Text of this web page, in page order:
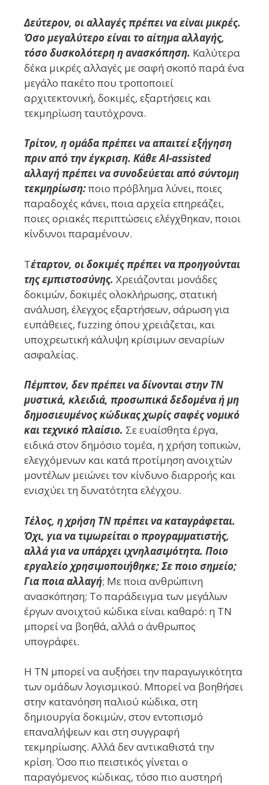
Δεύτερον, οι αλλαγές πρέπει να είναι μικρές.
Όσο μεγαλύτερο είναι το αίτημα αλλαγής,
τόσο δυσκολότερη η ανασκόπηση. Καλύτερα
δέκα μικρές αλλαγές με σαφή σκοπό παρά ένα
μεγάλο πακέτο που τροποποιεί
αρχιτεκτονική, δοκιμές, εξαρτήσεις και
τεκμηρίωση ταυτόχρονα.
Τρίτον, η ομάδα πρέπει να απαιτεί εξήγηση
πριν από την έγκριση. Κάθε AI-assisted
αλλαγή πρέπει να συνοδεύεται από σύντομη
τεκμηρίωση:ποιο πρόβλημα λύνει, ποιες
παραδοχές κάνει, ποια αρχεία επηρεάζει,
ποιες οριακές περιπτώσεις ελέγχθηκαν, ποιοι
κίνδυνοι παραμένουν.
Τέταρτον, οι δοκιμές πρέπει να προηγούνται
της εμπιστοσύνης. Χρειάζονται μονάδες
δοκιμών, δοκιμές ολοκλήρωσης, στατική
ανάλυση, έλεγχος εξαρτήσεων, σάρωση για
ευπάθειες, fuzzing όπου χρειάζεται, και
υποχρεωτική κάλυψη κρίσιμων σεναρίων
ασφαλείας.
Πέμπτον, δεν πρέπει να δίνονται στην ΤΝ
μυστικά, κλειδιά, προσωπικά δεδομένα ή μη
δημοσιευμένος κώδικας χωρίς σαφές νομικό
και τεχνικό πλαίσιο. Σε ευαίσθητα έργα,
ειδικά στον δημόσιο τομέα, η χρήση τοπικών,
ελεγχόμενων και κατά προτίμηση ανοιχτών
μοντέλων μειώνει τον κίνδυνο διαρροής και
ενισχύει τη δυνατότητα ελέγχου.
Τέλος, η χρήση ΤΝ πρέπει να καταγράφεται.
Όχι, για να τιμωρείται ο προγραμματιστής,
αλλά για να υπάρχει ιχνηλασιμότητα. Ποιο
εργαλείο χρησιμοποιήθηκε; Σε ποιο σημείο;
Για ποια αλλαγή; Με ποια ανθρώπινη
ανασκόπηση; Το παράδειγμα των μεγάλων
έργων ανοιχτού κώδικα είναι καθαρό: η ΤΝ
μπορεί να βοηθά, αλλά ο άνθρωπος
υπογράφει.
Η ΤΝ μπορεί να αυξήσει την παραγωγικότητα
των ομάδων λογισμικού. Μπορεί να βοηθήσει
στην κατανόηση παλιού κώδικα, στη
δημιουργία δοκιμών, στον εντοπισμό
επαναλήψεων και στη συγγραφή
τεκμηρίωσης. Αλλά δεν αντικαθιστά την
κρίση. Όσο πιο πειστικός γίνεται ο
παραγόμενος κώδικας, τόσο πιο αυστηρή